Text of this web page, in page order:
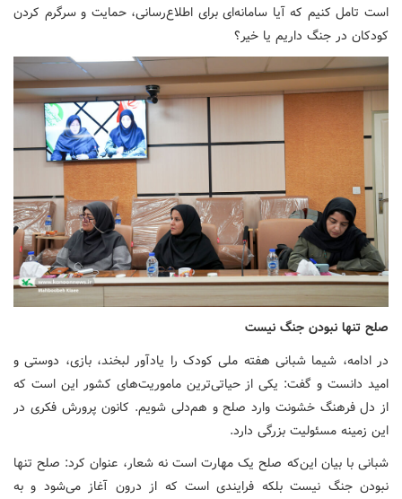
است تامل کنیم که آیا سامانه‌ای برای اطلاع‌رسانی، حمایت و سرگرم کردن
کودکان در جنگ داریم یا خیر؟
صلح تنها نبودن جنگ نیست
در ادامه، شیما شبانی هفته ملی کودک را یادآور لبخند، بازی، دوستی و
امید دانست و گفت: یکی از حیاتی‌ترین ماموریت‌های کشور این است که
از دل فرهنگ خشونت وارد صلح و هم‌دلی شویم. کانون پرورش فکری در
این زمینه مسئولیت بزرگی دارد.
شبانی با بیان این‌که صلح یک مهارت است نه شعار، عنوان کرد: صلح تنها
نبودن جنگ نیست بلکه فرایندی است که از درون آغاز می‌شود و به